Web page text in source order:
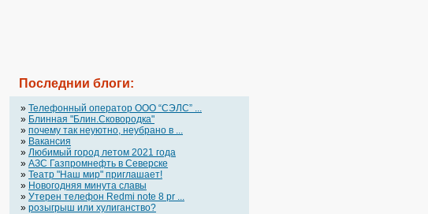
Последнии блоги:
» Телефонный оператор OOO “СЭЛС” ...
» Блинная "Блин.Сковородка"
» почему так неуютно, неубрано в ...
» Вакансия
» Любимый город летом 2021 года
» АЗС Газпромнефть в Северске
» Театр "Наш мир" приглашает!
» Новогодняя минута славы
» Утерен телефон Redmi note 8 pr ...
» розыгрыш или хулиганство?